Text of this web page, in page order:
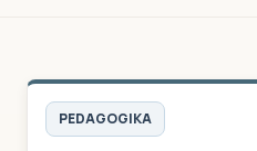
PEDAGOGIKA